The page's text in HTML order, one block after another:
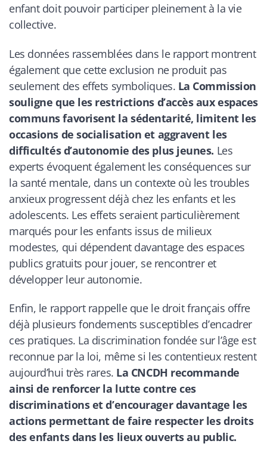
enfant doit pouvoir participer pleinement à la vie
collective.
Les données rassemblées dans le rapport montrent
également que cette exclusion ne produit pas
seulement des effets symboliques. La Commission
souligne que les restrictions d’accès aux espaces
communs favorisent la sédentarité, limitent les
occasions de socialisation et aggravent les
difficultés d’autonomie des plus jeunes. Les
experts évoquent également les conséquences sur
la santé mentale, dans un contexte où les troubles
anxieux progressent déjà chez les enfants et les
adolescents. Les effets seraient particulièrement
marqués pour les enfants issus de milieux
modestes, qui dépendent davantage des espaces
publics gratuits pour jouer, se rencontrer et
développer leur autonomie.
Enfin, le rapport rappelle que le droit français offre
déjà plusieurs fondements susceptibles d’encadrer
ces pratiques. La discrimination fondée sur l’âge est
reconnue par la loi, même si les contentieux restent
aujourd’hui très rares. La CNCDH recommande
ainsi de renforcer la lutte contre ces
discriminations et d’encourager davantage les
actions permettant de faire respecter les droits
des enfants dans les lieux ouverts au public.